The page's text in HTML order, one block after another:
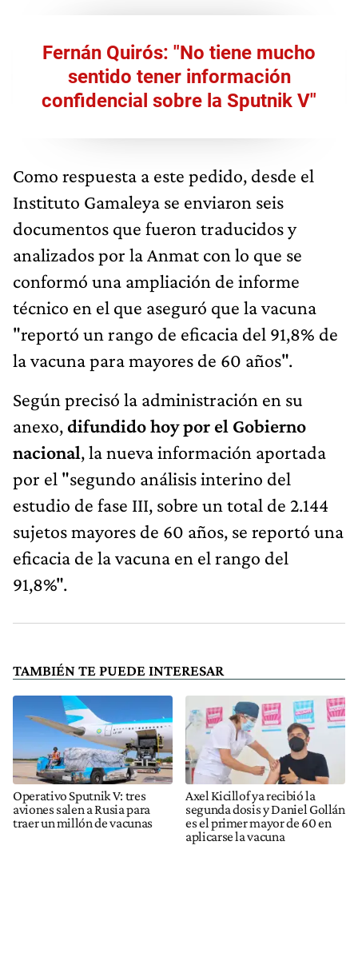
Fernán Quirós: "No tiene mucho
sentido tener información
confidencial sobre la Sputnik V"
Como respuesta a este pedido, desde el
Instituto Gamaleya se enviaron seis
documentos que fueron traducidos y
analizados por la Anmat con lo que se
conformó una ampliación de informe
técnico en el que aseguró que la vacuna
"reportó un rango de eficacia del 91,8% de
la vacuna para mayores de 60 años".
Según precisó la administración en su
anexo,difundido hoy por el Gobierno
nacional, la nueva información aportada
por el "segundo análisis interino del
estudio de fase III, sobre un total de 2.144
sujetos mayores de 60 años, se reportó una
eficacia de la vacuna en el rango del
91,8%".
TAMBIÉN TE PUEDE INTERESAR
Operativo Sputnik V: tres
aviones salen a Rusia para
traer un millón de vacunas
Axel Kicillof ya recibió la
segunda dosis y Daniel Gollán
es el primer mayor de 60 en
aplicarse la vacuna